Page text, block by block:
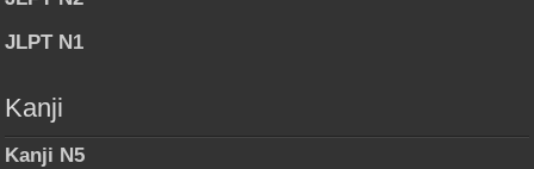
JLPT N1
Kanji
Kanji N5